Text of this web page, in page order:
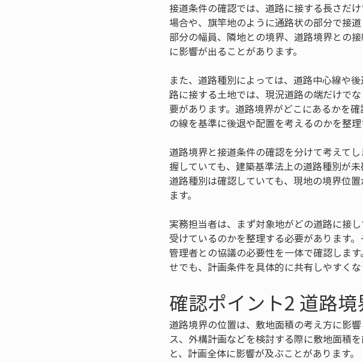
接道条件の確認では、道路に接する長さだ
場合や、旗竿地のように通路状の部分で接
部分の幅員、隣地との境界、道路境界との
に影響が出ることがあります。
また、道路種別によっては、道路中心線や
路に接する土地では、現況道路の端だけで
要があります。道路境界がどこにあるかを
の線を基準に後退や配置を考えるのかを整理
道路境界と接道条件の確認を分けて考えて
握していても、建築基準法上の道路種別が
道路種別は確認していても、現地の境界位
ます。
実務担当者は、まず対象地がどの道路に接
受けているのかを整理する必要があります
管理者との協議の必要性を一体で確認しま
せでも、計画条件を具体的に共有しやすくな
確認ポイント2 道路
道路境界の位置は、敷地面積の考え方に影
ス、外構計画などを検討する際に敷地面積
と、計画全体に影響が及ぶことがあります。